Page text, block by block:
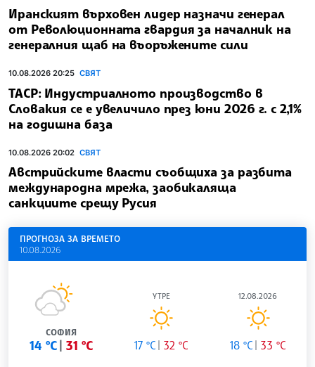
Иранският върховен лидер назначи генерал
от Революционната гвардия за началник на
генералния щаб на въоръжените сили
10.08.2026 20:25 СВЯТ
ТАСР: Индустриалното производство в
Словакия се е увеличило през юни 2026 г. с 2,1%
на годишна база
10.08.2026 20:02 СВЯТ
Австрийските власти съобщиха за разбита
международна мрежа, заобикаляща
санкциите срещу Русия
ПРОГНОЗА ЗА ВРЕМЕТО
10.08.2026
СОФИЯ
14 °C 31 °C
УТРЕ
17 °C 32 °C
12.08.2026
18 °C 33 °C